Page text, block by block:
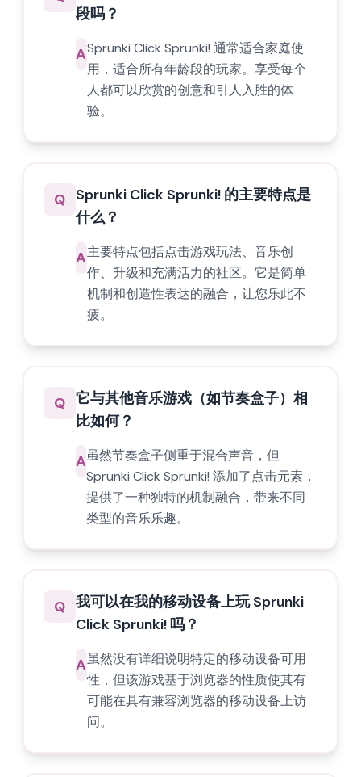
段吗？
ASprunki Click Sprunki! 通常适合家庭使
用，适合所有年龄段的玩家。享受每个
人都可以欣赏的创意和引人入胜的体
验。
Q Sprunki Click Sprunki! 的主要特点是
什么？
A主要特点包括点击游戏玩法、音乐创
作、升级和充满活力的社区。它是简单
机制和创造性表达的融合，让您乐此不
疲。
Q 它与其他音乐游戏（如节奏盒子）相
比如何？
A虽然节奏盒子侧重于混合声音，但
Sprunki Click Sprunki! 添加了点击元素，
提供了一种独特的机制融合，带来不同
类型的音乐乐趣。
Q 我可以在我的移动设备上玩 Sprunki
Click Sprunki! 吗？
A虽然没有详细说明特定的移动设备可用
性，但该游戏基于浏览器的性质使其有
可能在具有兼容浏览器的移动设备上访
问。